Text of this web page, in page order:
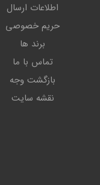
اطلاعات ارسال
حریم خصوصی
برند ها
تماس با ما
بازگشت وجه
نقشه سایت